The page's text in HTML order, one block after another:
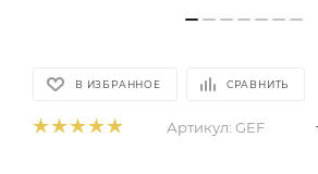
В ИЗБРАННОЕ СРАВНИТЬ
Артикул: GEF